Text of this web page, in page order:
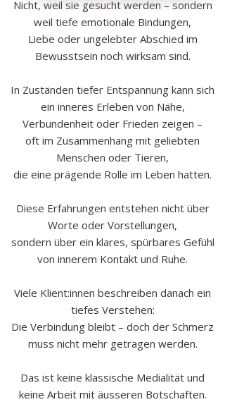
Nicht, weil sie gesucht werden – sondern
weil tiefe emotionale Bindungen,
Liebe oder ungelebter Abschied im
Bewusstsein noch wirksam sind.
In Zuständen tiefer Entspannung kann sich
ein inneres Erleben von Nähe,
Verbundenheit oder Frieden zeigen –
oft im Zusammenhang mit geliebten
Menschen oder Tieren,
die eine prägende Rolle im Leben hatten.
Diese Erfahrungen entstehen nicht über
Worte oder Vorstellungen,
sondern über ein klares, spürbares Gefühl
von innerem Kontakt und Ruhe.
Viele Klient:innen beschreiben danach ein
tiefes Verstehen:
Die Verbindung bleibt – doch der Schmerz
muss nicht mehr getragen werden.
Das ist keine klassische Medialität und
keine Arbeit mit äusseren Botschaften.